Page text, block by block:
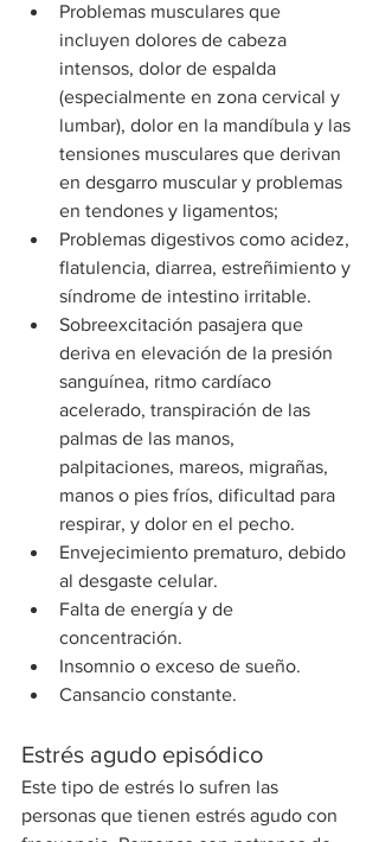
Problemas musculares que
incluyen dolores de cabeza
intensos, dolor de espalda
(especialmente en zona cervical y
lumbar), dolor en la mandíbula y las
tensiones musculares que derivan
en desgarro muscular y problemas
en tendones y ligamentos;
Problemas digestivos como acidez,
flatulencia, diarrea, estreñimiento y
síndrome de intestino irritable.
Sobreexcitación pasajera que
deriva en elevación de la presión
sanguínea, ritmo cardíaco
acelerado, transpiración de las
palmas de las manos,
palpitaciones, mareos, migrañas,
manos o pies fríos, dificultad para
respirar, y dolor en el pecho.
Envejecimiento prematuro, debido
al desgaste celular.
Falta de energía y de
concentración.
Insomnio o exceso de sueño.
Cansancio constante.
Estrés agudo episódico
Este tipo de estrés lo sufren las
personas que tienen estrés agudo con